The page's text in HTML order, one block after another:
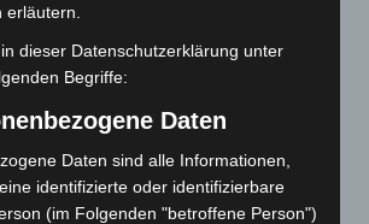
läuft mit Hockeyschläger über
– Polizei sucht Zeugen
bei McDonald’s-Umbau in
beschädigt
erläutern.
dieser Datenschutzerklärung unter
Begriffe:
Daten
Daten sind alle Informationen,
identifizierte oder identifizierbare
(im Folgenden "betroffene Person")